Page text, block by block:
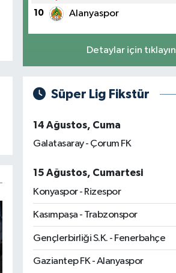
10 Alanyaspor
Detaylar için tıklayın
Süper Lig Fikstür
14 Ağustos, Cuma
Galatasaray - Çorum FK
15 Ağustos, Cumartesi
Konyaspor - Rizespor
Kasımpaşa - Trabzonspor
Gençlerbirliği S.K. - Fenerbahçe
Gaziantep FK - Alanyaspor